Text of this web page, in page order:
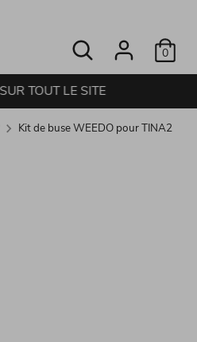
Recherche0
EXPÉDITION RAPIDE
Kit de buse WEEDO pour TINA2